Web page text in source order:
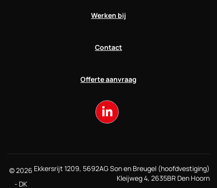
Werken bij
Contact
Offerte aanvraag
© 2026
- DK
Ekkersrijt 1209, 5692AG Son en Breugel (hoofdvestiging)
Kleijweg 4, 2635BR Den Hoorn